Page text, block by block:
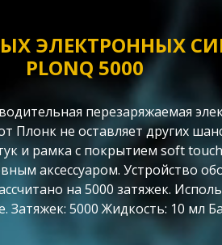
ЭЛЕКТРОННЫХ
PLONQ 5000
перезаряжаемая
Плонк не оставляет других
и рамка с покрытием soft
аксессуаром. Устройство
на 5000 затяжек.
5000 Жидкость: 10 мл